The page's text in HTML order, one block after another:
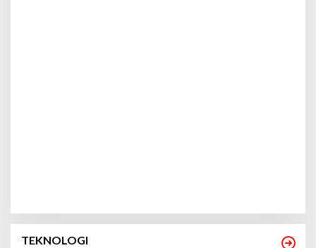
TEKNOLOGI